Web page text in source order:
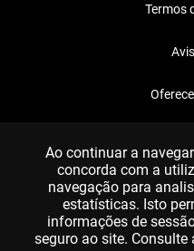
Termos
Ao continuar a
concorda com a
navegação para
estatísticas. Isto
informações de
seguro ao site. Consulte